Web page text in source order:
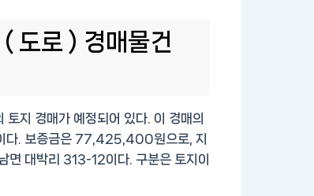
도로 ) 경매물건
지 경매가 예정되어 있다. 이 경매의
. 보증금은 77,425,400원으로, 지
면 대박리 313-12이다. 구분은 토지이